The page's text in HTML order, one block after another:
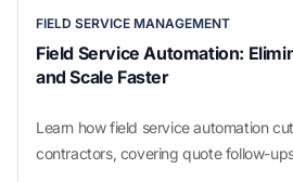
FIELD SERVICE MANAGEMENT
Field Service Automation:
and Scale Faster
Learn how field service automation
contractors, covering quote follow-